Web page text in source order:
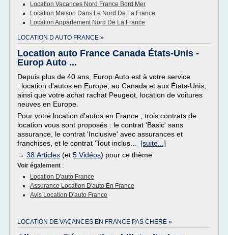
Location Vacances Nord France Bord Mer
Location Maison Dans Le Nord De La France
Location Appartement Nord De La France
LOCATION D AUTO FRANCE »
Location auto France Canada États-Unis -
Europ Auto ...
Depuis plus de 40 ans, Europ Auto est à votre service
: location d'autos en Europe, au Canada et aux États-Unis,
ainsi que votre achat rachat Peugeot, location de voitures
neuves en Europe.
Pour votre location d'autos en France , trois contrats de
location vous sont proposés : le contrat 'Basic' sans
assurance, le contrat 'Inclusive' avec assurances et
franchises, et le contrat 'Tout inclus... [suite...]
→ 38 Articles (et 5 Vidéos) pour ce thème
Voir également :
Location D'auto France
Assurance Location D'auto En France
Avis Location D'auto France
LOCATION DE VACANCES EN FRANCE PAS CHERE »